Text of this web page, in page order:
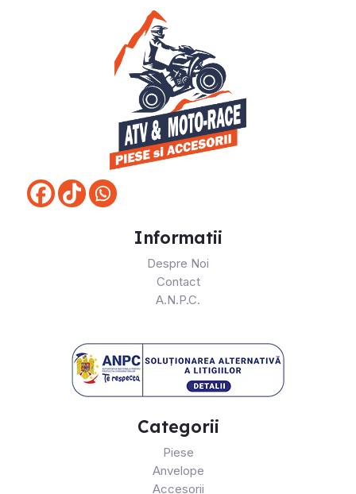
Informatii
Despre Noi
Contact
A.N.P.C.
Categorii
Piese
Anvelope
Accesorii